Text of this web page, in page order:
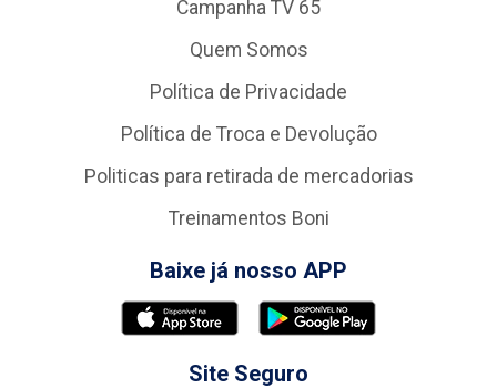
Campanha TV 65
Quem Somos
Política de Privacidade
Política de Troca e Devolução
Politicas para retirada de mercadorias
Treinamentos Boni
Baixe já nosso APP
Site Seguro